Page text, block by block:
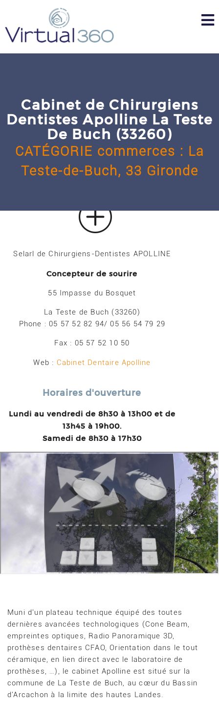
content
Cabinet de Chirurgiens
Dentistes Apolline La Teste
De Buch (33260)
CATÉGORIE commerces : La
Teste-de-Buch, 33 Gironde
u
Selarl de Chirurgiens-Dentistes APOLLINE
Concepteur de sourire
55 Impasse du Bosquet
La Teste de Buch (33260)
Phone : 05 57 52 82 94/ 05 56 54 79 29
Fax : 05 57 52 10 50
Web : Cabinet Dentaire Apolline
Horaires d'ouverture
Lundi au vendredi de 8h30 à 13h00 et de
13h45 à 19h00.
Samedi de 8h30 à 17h30
Muni d'un plateau technique équipé des toutes
dernières avancées technologiques (Cone Beam,
empreintes optiques, Radio Panoramique 3D,
prothèses dentaires CFAO, Orientation dans le tout
céramique, en lien direct avec le laboratoire de
prothèses, …), le cabinet Apolline est situé sur la
commune de La Teste de Buch, au cœur du Bassin
d'Arcachon à la limite des hautes Landes.